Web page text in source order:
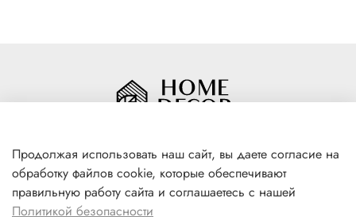
+7(996) 316 00 81
г. Якутск, ул. Лермонтова 102
Продолжая использовать наш сайт, вы даете согласие на
обработку файлов cookie, которые обеспечивают
правильную работу сайта и соглашаетесь с нашей
Политикой безопасности